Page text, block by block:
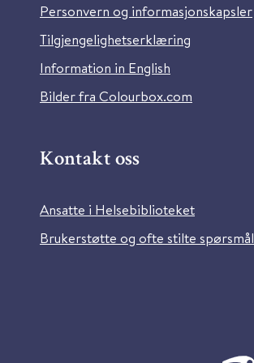
Personvern og informasjonskapsler
Tilgjengelighetserklæring
Information in English
Bilder fra Colourbox.com
Kontakt oss
Ansatte i Helsebiblioteket
Brukerstøtte og ofte stilte spørsmål